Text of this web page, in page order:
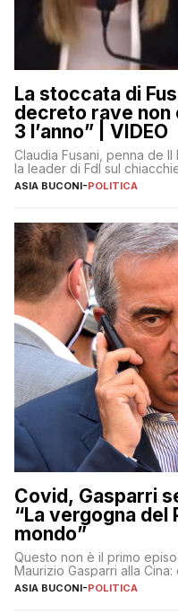
La stoccata di
decreto rave non
3 l’anno” | VIDEO
Claudia Fusani, penna de
la leader di FdI sul
ASIA BUCONI-POLITICA
Covid, Gasparri
“La vergogna del
mondo”
Questo non è il primo
Maurizio Gasparri alla
ASIA BUCONI-POLITICA